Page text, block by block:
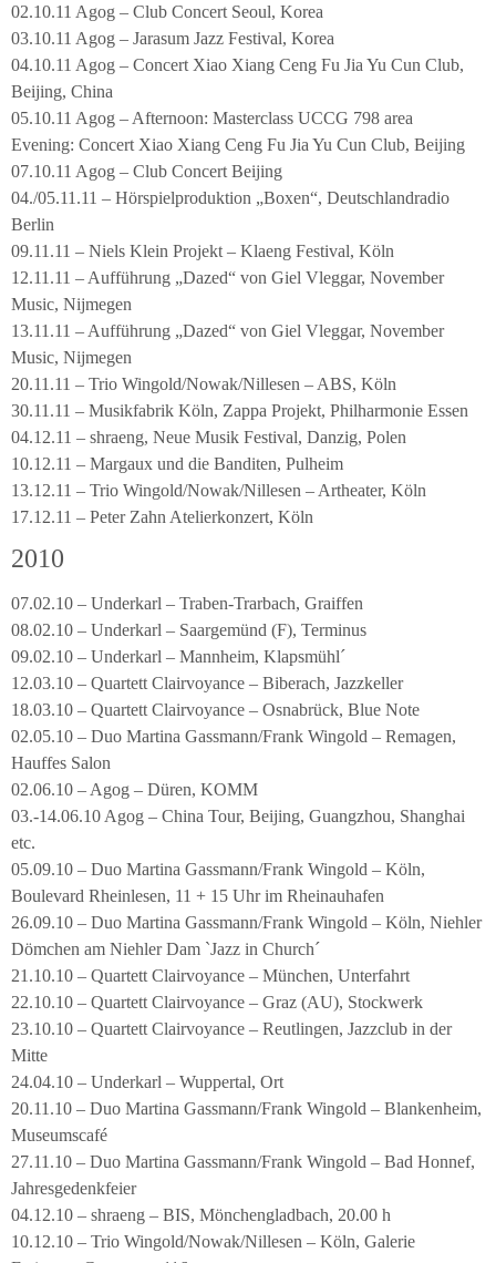
02.10.11 Agog – Club Concert Seoul, Korea
03.10.11 Agog – Jarasum Jazz Festival, Korea
04.10.11 Agog – Concert Xiao Xiang Ceng Fu Jia Yu Cun Club,
Beijing, China
05.10.11 Agog – Afternoon: Masterclass UCCG 798 area
Evening: Concert Xiao Xiang Ceng Fu Jia Yu Cun Club, Beijing
07.10.11 Agog – Club Concert Beijing
04./05.11.11 – Hörspielproduktion „Boxen“, Deutschlandradio
Berlin
09.11.11 – Niels Klein Projekt – Klaeng Festival, Köln
12.11.11 – Aufführung „Dazed“ von Giel Vleggar, November
Music, Nijmegen
13.11.11 – Aufführung „Dazed“ von Giel Vleggar, November
Music, Nijmegen
20.11.11 – Trio Wingold/Nowak/Nillesen – ABS, Köln
30.11.11 – Musikfabrik Köln, Zappa Projekt, Philharmonie Essen
04.12.11 – shraeng, Neue Musik Festival, Danzig, Polen
10.12.11 – Margaux und die Banditen, Pulheim
13.12.11 – Trio Wingold/Nowak/Nillesen – Artheater, Köln
17.12.11 – Peter Zahn Atelierkonzert, Köln
2010
07.02.10 – Underkarl – Traben-Trarbach, Graiffen
08.02.10 – Underkarl – Saargemünd (F), Terminus
09.02.10 – Underkarl – Mannheim, Klapsmühl´
12.03.10 – Quartett Clairvoyance – Biberach, Jazzkeller
18.03.10 – Quartett Clairvoyance – Osnabrück, Blue Note
02.05.10 – Duo Martina Gassmann/Frank Wingold – Remagen,
Hauffes Salon
02.06.10 – Agog – Düren, KOMM
03.-14.06.10 Agog – China Tour, Beijing, Guangzhou, Shanghai
etc.
05.09.10 – Duo Martina Gassmann/Frank Wingold – Köln,
Boulevard Rheinlesen, 11 + 15 Uhr im Rheinauhafen
26.09.10 – Duo Martina Gassmann/Frank Wingold – Köln, Niehler
Dömchen am Niehler Dam `Jazz in Church´
21.10.10 – Quartett Clairvoyance – München, Unterfahrt
22.10.10 – Quartett Clairvoyance – Graz (AU), Stockwerk
23.10.10 – Quartett Clairvoyance – Reutlingen, Jazzclub in der
Mitte
24.04.10 – Underkarl – Wuppertal, Ort
20.11.10 – Duo Martina Gassmann/Frank Wingold – Blankenheim,
Museumscafé
27.11.10 – Duo Martina Gassmann/Frank Wingold – Bad Honnef,
Jahresgedenkfeier
04.12.10 – shraeng – BIS, Mönchengladbach, 20.00 h
10.12.10 – Trio Wingold/Nowak/Nillesen – Köln, Galerie